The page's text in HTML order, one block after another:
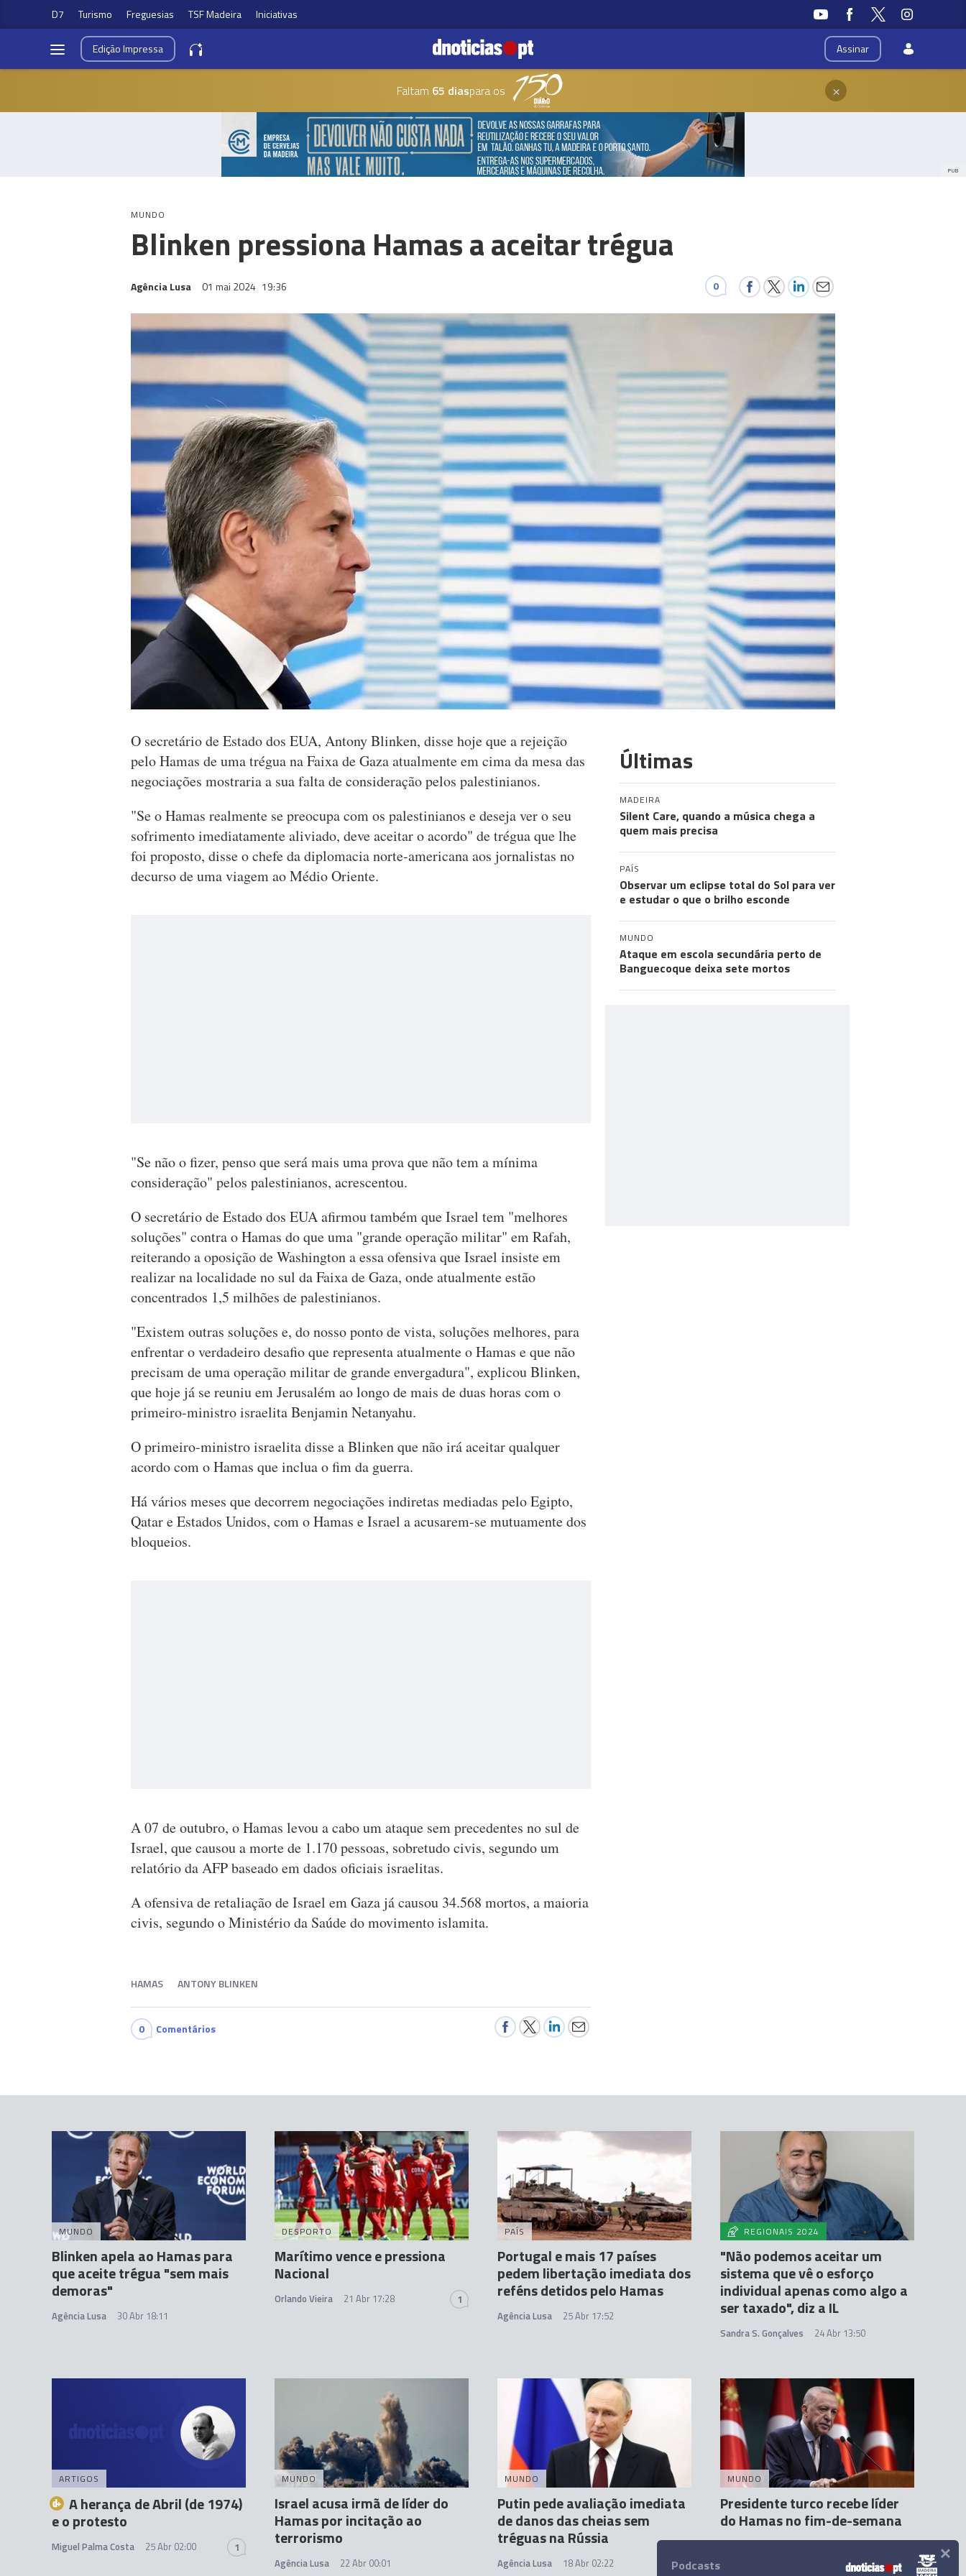
D7 Turismo Freguesias TSF Madeira Iniciativas
Assinar
EdiçãoImpressa
Faltam 65 diaspara os ×
PUB
MUNDO
Blinken pressiona Hamas a aceitar trégua
Agência Lusa 01 mai 2024 19:36 0
O secretário de Estado dos EUA, Antony Blinken, disse hoje que a rejeição
pelo Hamas de uma trégua na Faixa de Gaza atualmente em cima da mesa das
negociações mostraria a sua falta de consideração pelos palestinianos.
"Se o Hamas realmente se preocupa com os palestinianos e deseja ver o seu
sofrimento imediatamente aliviado, deve aceitar o acordo" de trégua que lhe
foi proposto, disse o chefe da diplomacia norte-americana aos jornalistas no
decurso de uma viagem ao Médio Oriente.
"Se não o fizer, penso que será mais uma prova que não tem a mínima
consideração" pelos palestinianos, acrescentou.
O secretário de Estado dos EUA afirmou também que Israel tem "melhores
soluções" contra o Hamas do que uma "grande operação militar" em Rafah,
reiterando a oposição de Washington a essa ofensiva que Israel insiste em
realizar na localidade no sul da Faixa de Gaza, onde atualmente estão
concentrados 1,5 milhões de palestinianos.
"Existem outras soluções e, do nosso ponto de vista, soluções melhores, para
enfrentar o verdadeiro desafio que representa atualmente o Hamas e que não
precisam de uma operação militar de grande envergadura", explicou Blinken,
que hoje já se reuniu em Jerusalém ao longo de mais de duas horas com o
primeiro-ministro israelita Benjamin Netanyahu.
O primeiro-ministro israelita disse a Blinken que não irá aceitar qualquer
acordo com o Hamas que inclua o fim da guerra.
Há vários meses que decorrem negociações indiretas mediadas pelo Egipto,
Qatar e Estados Unidos, com o Hamas e Israel a acusarem-se mutuamente dos
bloqueios.
A 07 de outubro, o Hamas levou a cabo um ataque sem precedentes no sul de
Israel, que causou a morte de 1.170 pessoas, sobretudo civis, segundo um
relatório da AFP baseado em dados oficiais israelitas.
A ofensiva de retaliação de Israel em Gaza já causou 34.568 mortos, a maioria
civis, segundo o Ministério da Saúde do movimento islamita.
HAMAS ANTONY BLINKEN
0 Comentários
Últimas
MADEIRA
Silent Care, quando a música chega a
quem mais precisa
PAÍS
Observar um eclipse total do Sol para ver
e estudar o que o brilho esconde
MUNDO
Ataque em escola secundária perto de
Banguecoque deixa sete mortos
MUNDO
Blinken apela ao Hamas para
que aceite trégua "sem mais
demoras"
Agência Lusa 30 Abr 18:11
DESPORTO
Marítimo vence e pressiona
Nacional
Orlando Vieira 21 Abr 17:28 1
PAÍS
Portugal e mais 17 países
pedem libertação imediata dos
reféns detidos pelo Hamas
Agência Lusa 25 Abr 17:52
REGIONAIS 2024
"Não podemos aceitar um
sistema que vê o esforço
individual apenas como algo a
ser taxado", diz a IL
Sandra S. Gonçalves 24 Abr 13:50
ARTIGOS
A herança de Abril (de 1974)
e o protesto
Miguel Palma Costa 25 Abr 02:00 1
MUNDO
Israel acusa irmã de líder do
Hamas por incitação ao
terrorismo
Agência Lusa 22 Abr 00:01
MUNDO
Putin pede avaliação imediata
de danos das cheias sem
tréguas na Rússia
Agência Lusa 18 Abr 02:22
MUNDO
Presidente turco recebe líder
do Hamas no fim-de-semana
Podcasts ×